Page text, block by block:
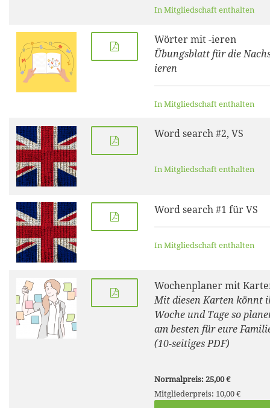
In Mitgliedschaft enthalten
Wörter mit -ieren
Übungsblatt für die
ieren
In Mitgliedschaft enthalten
Word search #2, VS
In Mitgliedschaft enthalten
Word search #1 für VS
In Mitgliedschaft enthalten
Wochenplaner mit
Mit diesen Karten könnt
Woche und Tage so
am besten für eure
(10-seitiges PDF)
Normalpreis: 25,00 €
Mitgliederpreis: 10,00 €